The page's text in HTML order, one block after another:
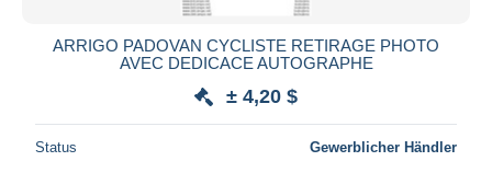
ARRIGO PADOVAN CYCLISTE RETIRAGE PHOTO
AVEC DEDICACE AUTOGRAPHE
± 4,20 $
Status Gewerblicher Händler